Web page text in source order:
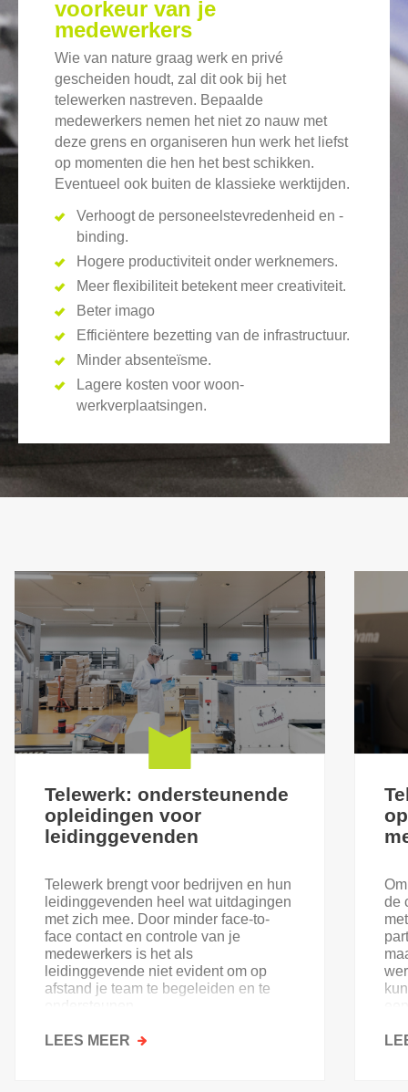
voorkeur van je
medewerkers
Wie van nature graag werk en privé
gescheiden houdt, zal dit ook bij het
telewerken nastreven. Bepaalde
medewerkers nemen het niet zo nauw met
deze grens en organiseren hun werk het liefst
op momenten die hen het best schikken.
Eventueel ook buiten de klassieke werktijden.
Verhoogt de personeelstevredenheid en -
binding.
Hogere productiviteit onder werknemers.
Meer flexibiliteit betekent meer creativiteit.
Beter imago
Efficiëntere bezetting van de infrastructuur.
Minder absenteïsme.
Lagere kosten voor woon-
werkverplaatsingen.
Telewerk: ondersteunende
opleidingen voor
leidinggevenden
Telewerk brengt voor bedrijven en hun
leidinggevenden heel wat uitdagingen
met zich mee. Door minder face-to-
face contact en controle van je
medewerkers is het als
leidinggevende niet evident om op
afstand je team te begeleiden en te
LEES MEER OVER
de